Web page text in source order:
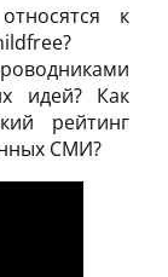
к
идей? Как
рейтинг
СМИ?